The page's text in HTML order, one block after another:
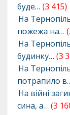
буде… (3 415)
На
пожежа на…
На
будинку… (3
На
потрапило
На війні
сина, а… (3